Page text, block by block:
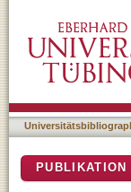
With
Trial
PUBLIKATION